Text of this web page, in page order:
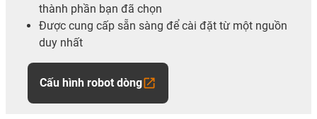
thành phần bạn đã chọn
Được cung cấp sẵn sàng để cài đặt từ một nguồn
duy nhất
Cấu hình robot dòng